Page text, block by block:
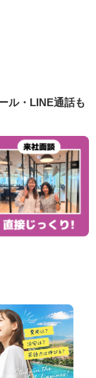
ル・LINE通話も